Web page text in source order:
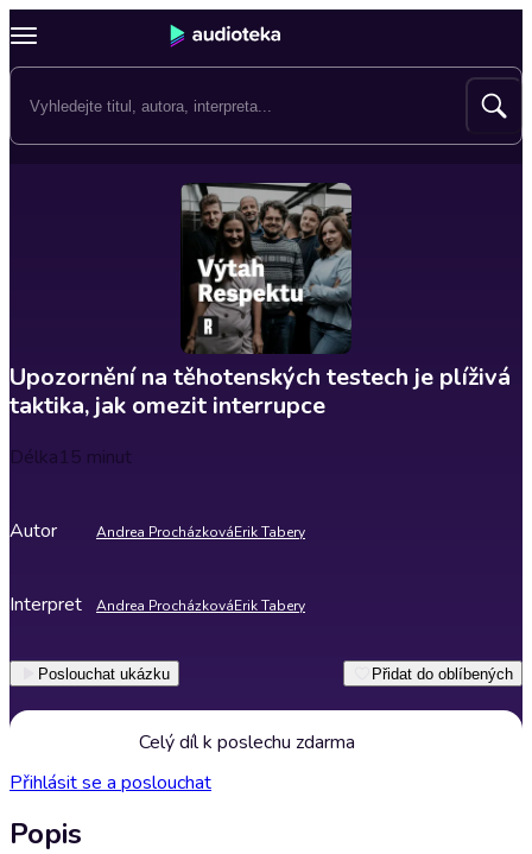
Upozornění na těhotenských testech je plíživá
taktika, jak omezit interrupce
Délka15 minut
Autor Andrea ProcházkováErik Tabery
Interpret Andrea ProcházkováErik Tabery
Poslouchat ukázku Přidat do oblíbených
Celý díl k poslechu zdarma
Přihlásit se a poslouchat
Popis